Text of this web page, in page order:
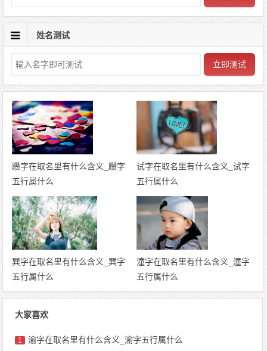
姓名测试
立即测试
躜字在取名里有什么含义_躜字
五行属什么
试字在取名里有什么含义_试字
五行属什么
巽字在取名里有什么含义_巽字
五行属什么
潼字在取名里有什么含义_潼字
五行属什么
大家喜欢
1 渝字在取名里有什么含义_渝字五行属什么